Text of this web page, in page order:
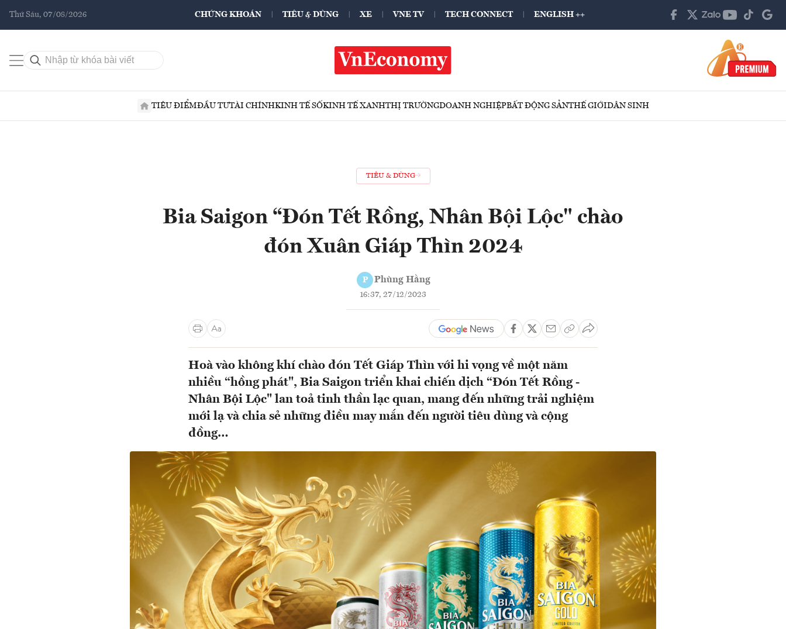
Thứ Sáu, 07/08/2026 CHỨNG KHOÁN TIÊU & DÙNG XE VNE TV TECH CONNECT ENGLISH ++
TIÊU ĐIỂMĐẦU TƯTÀI CHÍNHKINH TẾ SỐKINH TẾ XANHTHỊ TRƯỜNGDOANH NGHIỆPBẤT ĐỘNG SẢNTHẾ GIỚIDÂN SINH
TIÊU & DÙNG
Bia Saigon “Đón Tết Rồng, Nhân Bội Lộc" chào
đón Xuân Giáp Thìn 2024
P Phùng Hằng
16:37, 27/12/2023
Hoà vào không khí chào đón Tết Giáp Thìn với hi vọng về một năm
nhiều “hồng phát", Bia Saigon triển khai chiến dịch “Đón Tết Rồng -
Nhân Bội Lộc" lan toả tinh thần lạc quan, mang đến những trải nghiệm
mới lạ và chia sẻ những điều may mắn đến người tiêu dùng và cộng
đồng…